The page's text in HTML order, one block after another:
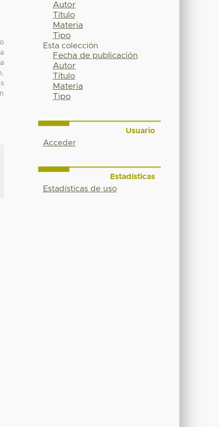
Autor
Título
Materia
Tipo
Esta colección
Fecha de publicación
Autor
Título
Materia
Tipo
Usuario
Acceder
Estadísticas
Estadísticas de uso